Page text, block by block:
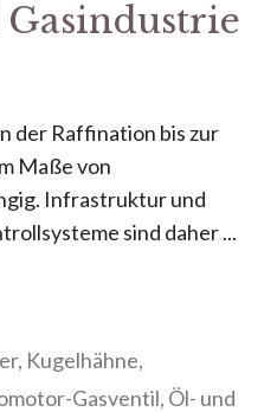
der Raffination bis zur
Maße von
Infrastruktur und
sind daher ...
, Kugelhähne,
Gasventil, Öl- und